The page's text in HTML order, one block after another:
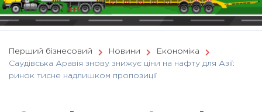
Перший бізнесовий Новини
Економіка
Саудівська Аравія знову знижує ціни на нафту для Азії:
ринок тисне надлишком пропозиції